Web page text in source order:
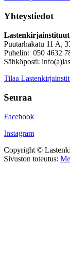
Yhteystiedot
Puutarhakatu 11 A,
Puhelin: 050 4632
Sähköposti:
Tilaa
Seuraa
Facebook
Instagram
Copyright ©
Sivuston toteutus: